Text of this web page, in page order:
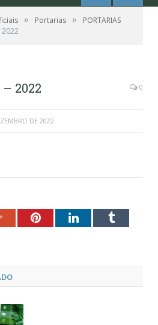
» Portarias »
PORTARIAS
2022
– 2022 0
DE 2022
Google+PinterestLinkedInTumblr